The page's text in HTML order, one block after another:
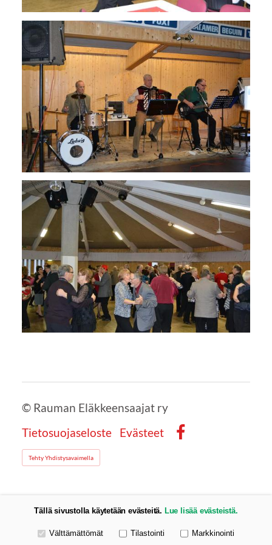
© Rauman Eläkkeensaajat ry
Tietosuojaseloste
Evästeet
Tehty Yhdistysavaimella
Tällä sivustolla käytetään evästeitä. Lue lisää evästeistä.
Valitse käytettävät evästeet
Välttämättömät Tilastointi Markkinointi